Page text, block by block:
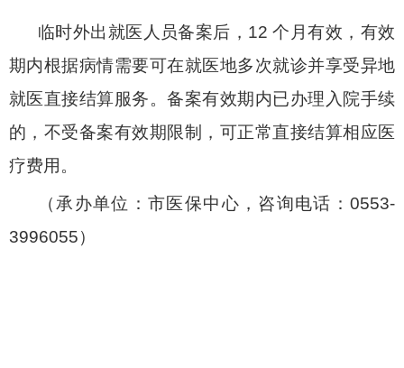
临时外出就医人员备案后，12 个月有效，有效
期内根据病情需要可在就医地多次就诊并享受异地
就医直接结算服务。备案有效期内已办理入院手续
的，不受备案有效期限制，可正常直接结算相应医
疗费用。
（承办单位：市医保中心，咨询电话：0553-
3996055）